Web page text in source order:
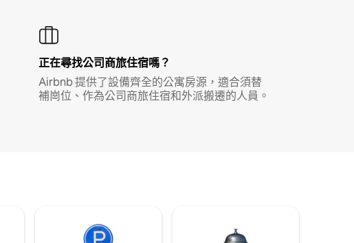
正在尋找公司商旅住宿嗎？
Airbnb 提供了設備齊全的公寓房源，適合須替
補崗位、作為公司商旅住宿和外派搬遷的人員。